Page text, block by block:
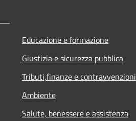
Educazione e formazione
Giustizia e sicurezza pubblica
Tributi,finanze e contravvenzioni
Ambiente
Salute, benessere e assistenza